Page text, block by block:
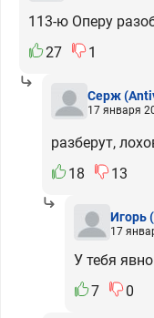
113-ю Оперу
27
1
Серж
17 января
разберут,
18
13
Игорь
17
У тебя
7
0